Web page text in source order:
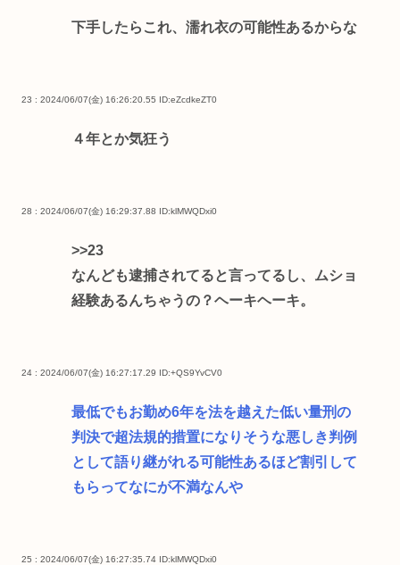
下手したらこれ、濡れ衣の可能性あるからな
23 : 2024/06/07(金) 16:26:20.55 ID:eZcdkeZT0
４年とか気狂う
28 : 2024/06/07(金) 16:29:37.88 ID:klMWQDxi0
>>23
なんども逮捕されてると言ってるし、ムショ
経験あるんちゃうの？ヘーキヘーキ。
24 : 2024/06/07(金) 16:27:17.29 ID:+QS9YvCV0
最低でもお勤め6年を法を越えた低い量刑の
判決で超法規的措置になりそうな悪しき判例
として語り継がれる可能性あるほど割引して
もらってなにが不満なんや
25 : 2024/06/07(金) 16:27:35.74 ID:klMWQDxi0